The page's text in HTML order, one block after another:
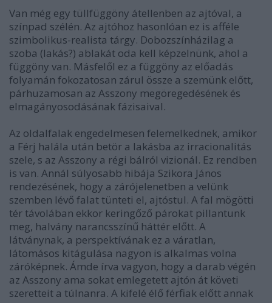
Van még egy tüllfüggöny átellenben az ajtóval, a
színpad szélén. Az ajtóhoz hasonlóan ez is afféle
szimbolikus-realista tárgy. Dobozszínházilag a
szoba (lakás?) ablakát oda kell képzelnünk, ahol a
függöny van. Másfelől ez a függöny az előadás
folyamán fokozatosan zárul össze a szemünk előtt,
párhuzamosan az Asszony megöregedésének és
elmagányosodásának fázisaival.
Az oldalfalak engedelmesen felemelkednek, amikor
a Férj halála után betör a lakásba az irracionalitás
szele, s az Asszony a régi bálról vizionál. Ez rendben
is van. Annál súlyosabb hibája Szikora János
rendezésének, hogy a zárójelenetben a velünk
szemben lévő falat tünteti el, ajtóstul. A fal mögötti
tér távolában ekkor keringőző párokat pillantunk
meg, halvány narancsszínű háttér előtt. A
látványnak, a perspektívának ez a váratlan,
látomásos kitágulása nagyon is alkalmas volna
záróképnek. Ámde írva vagyon, hogy a darab végén
az Asszony ama sokat emlegetett ajtón át követi
szeretteit a túlnanra. A kifelé élő férfiak előtt annak